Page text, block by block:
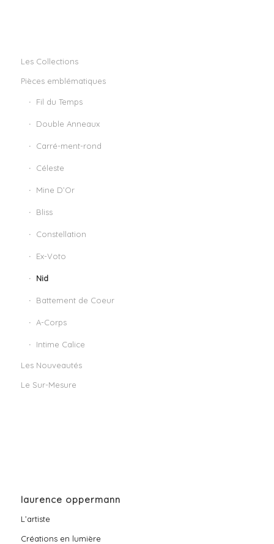
Les Collections
Pièces emblématiques
Fil du Temps
Double Anneaux
Carré-ment-rond
Céleste
Mine D’Or
Bliss
Constellation
Ex-Voto
Nid
Battement de Coeur
A-Corps
Intime Calice
Les Nouveautés
Le Sur-Mesure
laurence oppermann
L’artiste
Créations en lumière